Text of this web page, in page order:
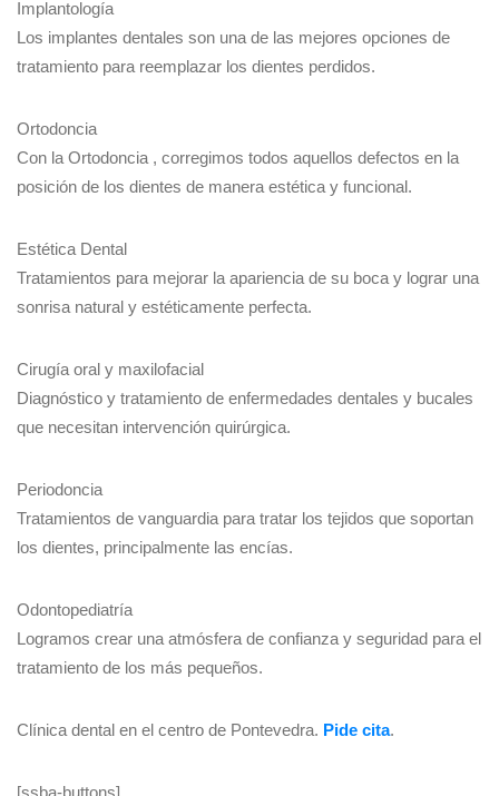
Implantología
Los implantes dentales son una de las mejores opciones de
tratamiento para reemplazar los dientes perdidos.
Ortodoncia
Con la Ortodoncia , corregimos todos aquellos defectos en la
posición de los dientes de manera estética y funcional.
Estética Dental
Tratamientos para mejorar la apariencia de su boca y lograr una
sonrisa natural y estéticamente perfecta.
Cirugía oral y maxilofacial
Diagnóstico y tratamiento de enfermedades dentales y bucales
que necesitan intervención quirúrgica.
Periodoncia
Tratamientos de vanguardia para tratar los tejidos que soportan
los dientes, principalmente las encías.
Odontopediatría
Logramos crear una atmósfera de confianza y seguridad para el
tratamiento de los más pequeños.
Clínica dental en el centro de Pontevedra. Pide cita.
[ssba-buttons]